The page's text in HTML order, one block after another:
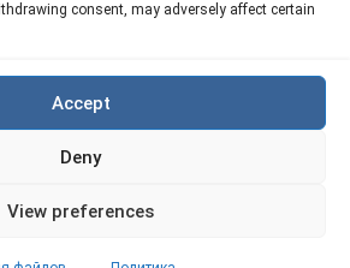
consent, may adversely affect certain
Accept
Deny
View preferences
Site Map